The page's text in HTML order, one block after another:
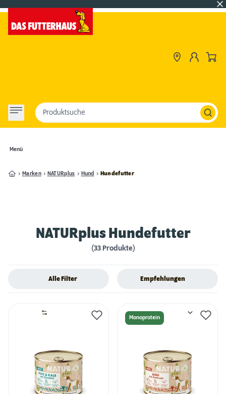
Menü
Produktsuche
Marken NATURplus Hund Hundefutter
NATURplus Hundefutter
(33 Produkte)
Alle Filter Empfehlungen
Monoprotein